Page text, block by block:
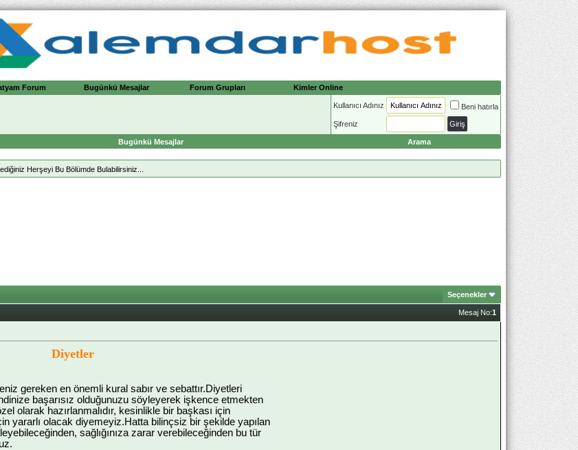
Forum Bugünkü Mesajlar Forum Grupları Kimler Online
Kullanıcı Adınız Beni hatırla
Şifreniz
Bugünkü Mesajlar Arama
Herşeyi Bu Bölümde Bulabilirsiniz...
Seçenekler
Mesaj No:1
Diyetler
gereken en önemli kural sabır ve sebattır.Diyetleri
başarısız olduğunuzu söyleyerek işkence etmekten
olarak hazırlanmalıdır, kesinlikle bir başkası için
yararlı olacak diyemeyiz.Hatta bilinçsiz bir şekilde yapılan
sağlığınıza zarar verebileceğinden bu tür